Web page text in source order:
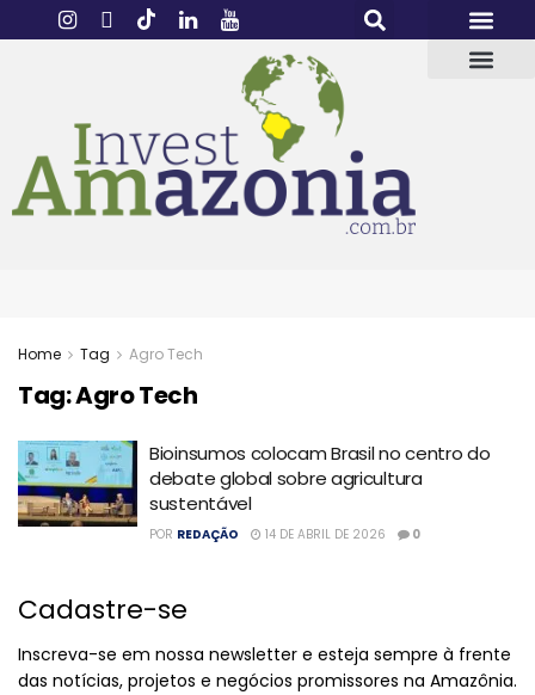
Home Tag Agro Tech
Tag:Agro Tech
Bioinsumos colocam Brasil no centro do
debate global sobre agricultura
sustentável
POR REDAÇÃO 14 DE ABRIL DE 2026 0
Cadastre-se
Inscreva-se em nossa newsletter e esteja sempre à frente
das notícias, projetos e negócios promissores na Amazônia.